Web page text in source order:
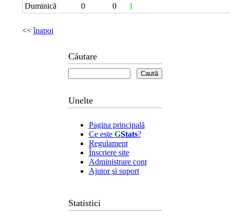
Căutare
Unelte
Pagina principală
Ce este GStats?
Regulament
Înscriere site
Administrare cont
Ajutor şi suport
Statistici
Duminică
0 0
<<înapoi